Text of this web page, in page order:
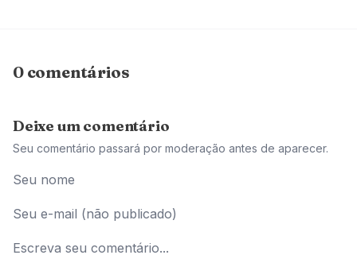
0 comentários
Deixe um comentário
Seu comentário passará por moderação antes de aparecer.